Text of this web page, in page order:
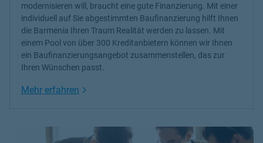
modernisieren will, braucht eine gute Finanzierung. Mit einer
individuell auf Sie abgestimmten Baufinanzierung hilft Ihnen
die Barmenia Ihren Traum Realität werden zu lassen. Mit
einem Pool von über 300 Kreditanbietern können wir Ihnen
ein Baufinanzierungsangebot zusammenstellen, das zur
Ihren Wünschen passt.
Mehr erfahren Link Opens in New Tab